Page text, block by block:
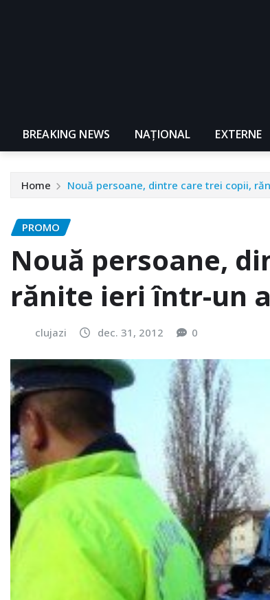
BREAKING NEWS NAŢIONAL EXTERNE
Home Nouă persoane, dintre care trei copii,
PROMO
Nouă persoane,
rănite ieri într-un
clujazi dec. 31, 2012 0